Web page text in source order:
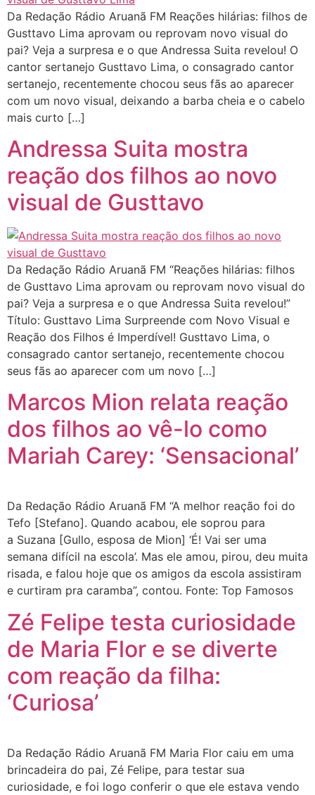
Da Redação Rádio Aruanã FM Reações hilárias: filhos de
Gusttavo Lima aprovam ou reprovam novo visual do
pai? Veja a surpresa e o que Andressa Suita revelou! O
cantor sertanejo Gusttavo Lima, o consagrado cantor
sertanejo, recentemente chocou seus fãs ao aparecer
com um novo visual, deixando a barba cheia e o cabelo
mais curto […]
Andressa Suita mostra
reação dos filhos ao novo
visual de Gusttavo
Da Redação Rádio Aruanã FM “Reações hilárias: filhos
de Gusttavo Lima aprovam ou reprovam novo visual do
pai? Veja a surpresa e o que Andressa Suita revelou!”
Título: Gusttavo Lima Surpreende com Novo Visual e
Reação dos Filhos é Imperdível! Gusttavo Lima, o
consagrado cantor sertanejo, recentemente chocou
seus fãs ao aparecer com um novo […]
Marcos Mion relata reação
dos filhos ao vê-lo como
Mariah Carey: ‘Sensacional’
Da Redação Rádio Aruanã FM “A melhor reação foi do
Tefo [Stefano]. Quando acabou, ele soprou para
a Suzana [Gullo, esposa de Mion] ‘É! Vai ser uma
semana difícil na escola’. Mas ele amou, pirou, deu muita
risada, e falou hoje que os amigos da escola assistiram
e curtiram pra caramba”, contou. Fonte: Top Famosos
Zé Felipe testa curiosidade
de Maria Flor e se diverte
com reação da filha:
‘Curiosa’
Da Redação Rádio Aruanã FM Maria Flor caiu em uma
brincadeira do pai, Zé Felipe, para testar sua
curiosidade, e foi logo conferir o que ele estava vendo